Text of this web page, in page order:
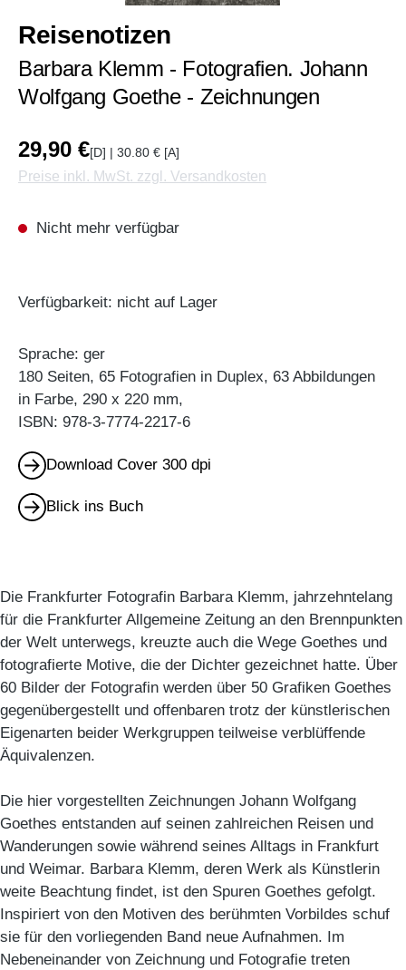
Reisenotizen
Barbara Klemm - Fotografien. Johann
Wolfgang Goethe - Zeichnungen
29,90 €[D] | 30.80 € [A]
Preise inkl. MwSt. zzgl. Versandkosten
Nicht mehr verfügbar
Verfügbarkeit: nicht auf Lager
Sprache: ger
180 Seiten, 65 Fotografien in Duplex, 63 Abbildungen
in Farbe, 290 x 220 mm,
ISBN: 978-3-7774-2217-6
Download Cover 300 dpi
Blick ins Buch
Die Frankfurter Fotografin Barbara Klemm, jahrzehntelang
für die Frankfurter Allgemeine Zeitung an den Brennpunkten
der Welt unterwegs, kreuzte auch die Wege Goethes und
fotografierte Motive, die der Dichter gezeichnet hatte. Über
60 Bilder der Fotografin werden über 50 Grafiken Goethes
gegenübergestellt und offenbaren trotz der künstlerischen
Eigenarten beider Werkgruppen teilweise verblüffende
Äquivalenzen.
Die hier vorgestellten Zeichnungen Johann Wolfgang
Goethes entstanden auf seinen zahlreichen Reisen und
Wanderungen sowie während seines Alltags in Frankfurt
und Weimar. Barbara Klemm, deren Werk als Künstlerin
weite Beachtung findet, ist den Spuren Goethes gefolgt.
Inspiriert von den Motiven des berühmten Vorbildes schuf
sie für den vorliegenden Band neue Aufnahmen. Im
Nebeneinander von Zeichnung und Fotografie treten